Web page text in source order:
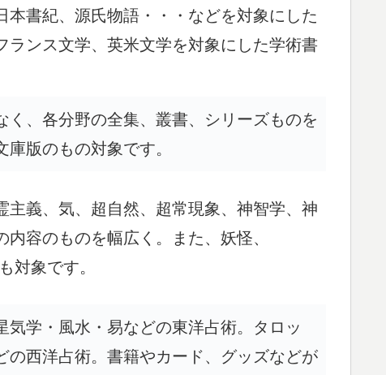
本書紀、源氏物語・・・などを対象にした
ランス文学、英米文学を対象にした学術書
く、各分野の全集、叢書、シリーズものを
版のもの対象です。
主義、気、超自然、超常現象、神智学、神
容のものを幅広く。また、妖怪、
対象です。
気学・風水・易などの東洋占術。タロッ
の西洋占術。書籍やカード、グッズなどが